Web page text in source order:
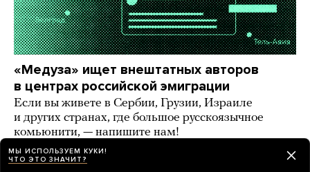
«Медуза» ищет внештатных авторов
в центрах российской эмиграции
Если вы живете в Сербии, Грузии, Израиле
и других странах, где большое русскоязычное
комьюнити, — напишите нам!
ИСТОРИИ 9 дней назад
МЫ ИСПОЛЬЗУЕМ КУКИ!
ЧТО ЭТО ЗНАЧИТ?